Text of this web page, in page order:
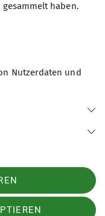
haben.
Nutzerdaten und